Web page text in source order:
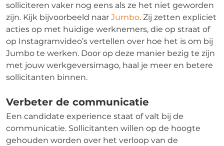
solliciteren vaker nog eens als ze het niet geworden
zijn. Kijk bijvoorbeeld naar Jumbo. Zij zetten expliciet
acties op met huidige werknemers, die op straat of
op Instagramvideo’s vertellen over hoe het is om bij
Jumbo te werken. Door op deze manier bezig te zijn
met jouw werkgeversimago, haal je meer en betere
sollicitanten binnen.
Verbeter de communicatie
Een candidate experience staat of valt bij de
communicatie. Sollicitanten willen op de hoogte
gehouden worden over het verloop van de